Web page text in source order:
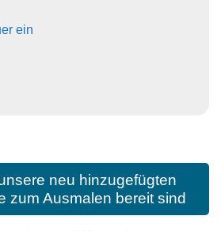
ein
neu hinzugefügten
zum Ausmalen bereit sind